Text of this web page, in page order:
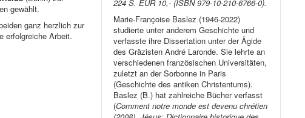
gewählt.
ganz herzlich zur
erfolgreiche Arbeit.
224 S. EUR 10,- (ISBN 979-10-210-6766-0).
Marie-Françoise Baslez (1946-2022)
studierte unter anderem Geschichte und
verfasste ihre Dissertation unter der Ägide
des Gräzisten André Laronde. Sie lehrte an
verschiedenen französischen Universitäten,
zuletzt an der Sorbonne in Paris
(Geschichte des antiken Christentums).
Baslez (B.) hat zahlreiche Bücher verfasst
(Comment notre monde est devenu chrétien